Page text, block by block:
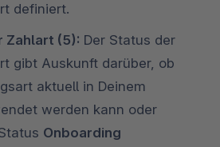
definiert.
Zahlart (5): Der Status der
gibt Auskunft darüber, ob
aktuell in Deinem
werden kann oder
Onboarding